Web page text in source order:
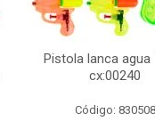
Pistola lanca agua
cx:00240
Código: 830508